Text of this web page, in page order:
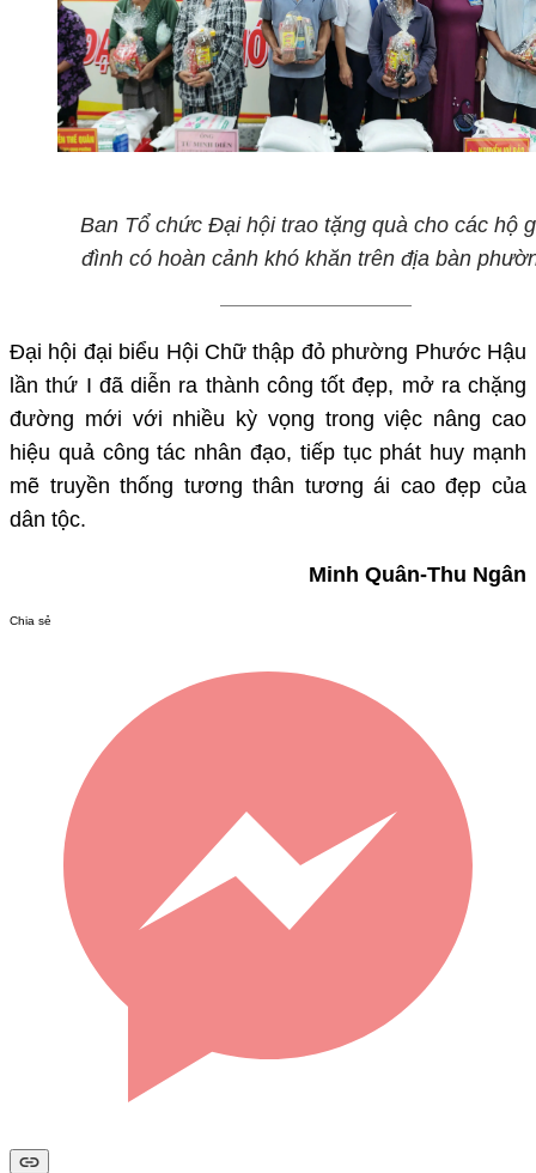
Ban Tổ chức Đại hội trao tặng quà cho các hộ
đình có hoàn cảnh khó khăn trên địa bàn
Đại hội đại biểu Hội Chữ thập đỏ phường Phước Hậu
lần thứ I đã diễn ra thành công tốt đẹp, mở ra chặng
đường mới với nhiều kỳ vọng trong việc nâng cao
hiệu quả công tác nhân đạo, tiếp tục phát huy mạnh
mẽ truyền thống tương thân tương ái cao đẹp của
dân tộc.
Minh Quân-Thu Ngân
Chia sẻ